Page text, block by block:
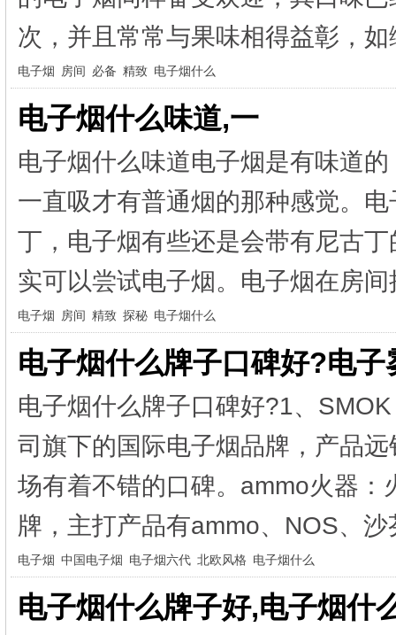
次，并且常常与果味相得益彰，
电子烟 房间 必备 精致 电子烟什么
电子烟什么味道,一
电子烟什么味道电子烟是有味道
一直吸才有普通烟的那种感觉。
丁，电子烟有些还是会带有尼古
实可以尝试电子烟。电子烟在房
电子烟 房间 精致 探秘 电子烟什么
电子烟什么牌子口碑好?电
电子烟什么牌子口碑好?1、
司旗下的国际电子烟品牌，产品
场有着不错的口碑。ammo火器
牌，主打产品有ammo、NOS、
电子烟 中国电子烟 电子烟六代 北欧风格 电子烟什么
电子烟什么牌子好,电子烟什